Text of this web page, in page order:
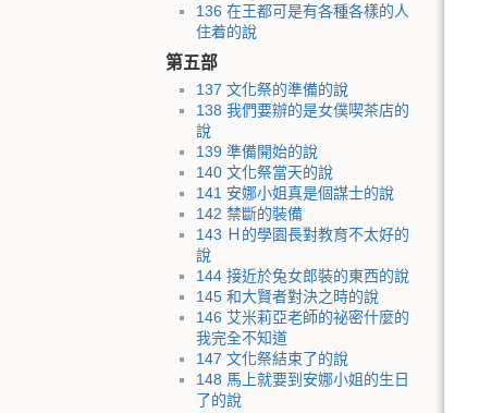
136 在王都可是有各種各樣的人
住着的說
第五部
137 文化祭的準備的說
138 我們要辦的是女僕喫茶店的
說
139 準備開始的說
140 文化祭當天的說
141 安娜小姐真是個謀士的說
142 禁斷的裝備
143 Ｈ的學園長對教育不太好的
說
144 接近於兔女郎裝的東西的說
145 和大賢者對決之時的說
146 艾米莉亞老師的祕密什麼的
我完全不知道
147 文化祭結束了的說
148 馬上就要到安娜小姐的生日
了的說